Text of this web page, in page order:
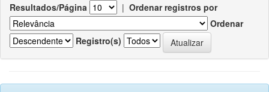
Resultados/Página | Ordenar registros por
Ordenar
Registro(s)